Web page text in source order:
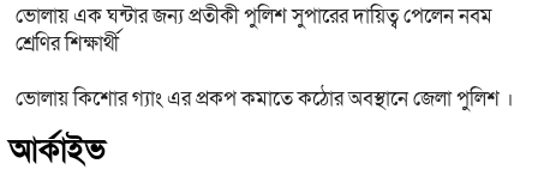
ভোলায় এক ঘন্টার জন্য প্রতীকী পুলিশ সুপারের দায়িত্ব পেলেন নবম
শ্রেণির শিক্ষার্থী
ভোলায় কিশোর গ্যাং এর প্রকপ কমাতে কঠোর অবস্থানে জেলা পুলিশ ।
আর্কাইভ